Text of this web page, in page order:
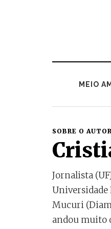
MEIO
SOBRE O
Jornalista
Universidade
Mucuri
andou muito